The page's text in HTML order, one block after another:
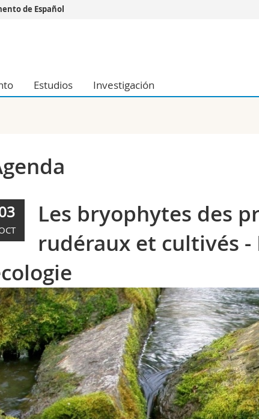
économiques et sociales et management
sciences humaines
de Español
Estudios Investigación
Les bryophytes des
rudéraux et cultivés